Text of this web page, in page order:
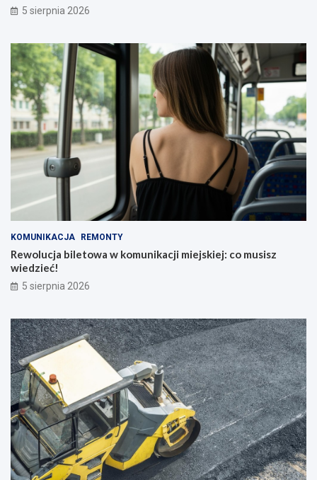
5 sierpnia 2026
KOMUNIKACJA REMONTY
Rewolucja biletowa w komunikacji miejskiej: co musisz
wiedzieć!
5 sierpnia 2026